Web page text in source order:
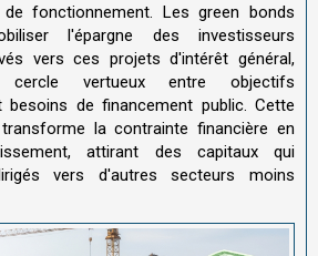
fonctionnement. Les green bonds
l'épargne des investisseurs
vers ces projets d'intérêt général,
vertueux entre objectifs
besoins de financement public. Cette
la contrainte financière en
attirant des capitaux qui
vers d'autres secteurs moins